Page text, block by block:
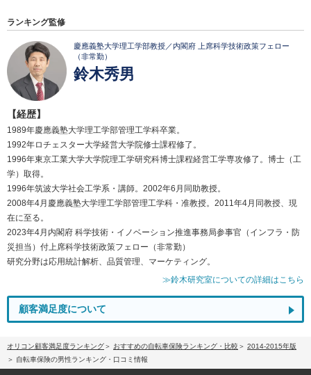
ランキング監修
慶應義塾大学理工学部教授／内閣府 上席科学技術政策フェロー
（非常勤）
鈴木秀男
【経歴】
1989年慶應義塾大学理工学部管理工学科卒業。
1992年ロチェスター大学経営大学院修士課程修了。
1996年東京工業大学大学院理工学研究科博士課程経営工学専攻修了。博士（工
学）取得。
1996年筑波大学社会工学系・講師。2002年6月同助教授。
2008年4月慶應義塾大学理工学部管理工学科・准教授。2011年4月同教授、現
在に至る。
2023年4月内閣府 科学技術・イノベーション推進事務局参事官（インフラ・防
災担当）付上席科学技術政策フェロー（非常勤）
研究分野は応用統計解析、品質管理、マーケティング。
≫鈴木研究室についての詳細はこちら
顧客満足度について
オリコン顧客満足度ランキング おすすめの自転車保険ランキング・比較
2014-2015年版
自転車保険の男性ランキング・口コミ情報